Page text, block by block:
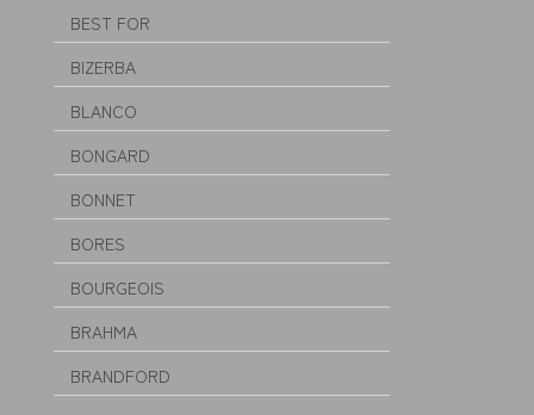
BEST FOR
BIZERBA
BLANCO
BONGARD
BONNET
BORES
BOURGEOIS
BRAHMA
BRANDFORD